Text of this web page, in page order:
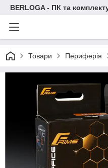
BERLOGA - ПК та
Товари Периферія